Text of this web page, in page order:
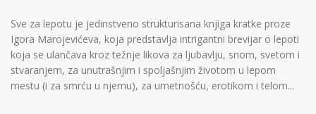
Sve za lepotu je jedinstveno strukturisana knjiga kratke proze
Igora Marojevićeva, koja predstavlja intrigantni brevijar o lepoti
koja se ulančava kroz težnje likova za ljubavlju, snom, svetom i
stvaranjem, za unutrašnjim i spoljašnjim životom u lepom
mestu (i za smrću u njemu), za umetnošću, erotikom i telom...